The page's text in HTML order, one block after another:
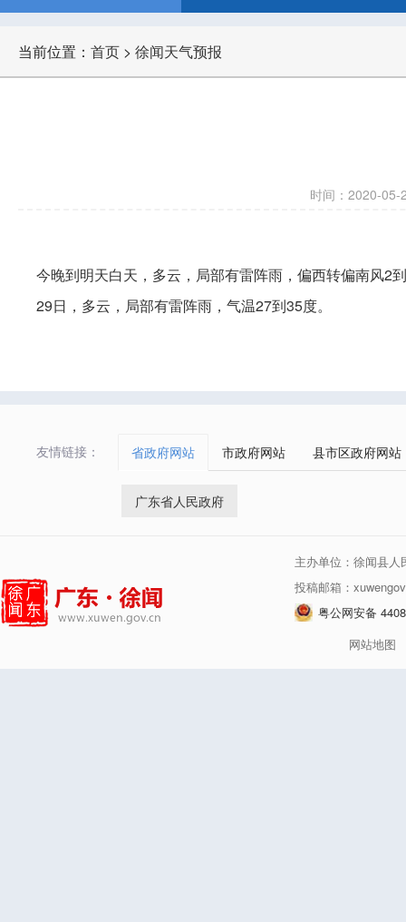
当前位置： 首页 > 徐闻天气预报
时间：2020-05-
今晚到明天白天，多云，局部有雷阵雨，偏西转偏南风2
29日，多云，局部有雷阵雨，气温27到35度。
友情链接： 省政府网站 市政府网站 县市区政府网站
广东省人民政府
主办单位：徐闻县人
投稿邮箱：
粤公网安备
网站地图